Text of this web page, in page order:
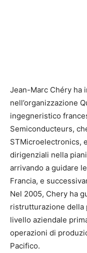
Jean-Marc Chéry ha
nell’organizzazione
ingegneristico
Semiconducteurs,
STMicroelectronics,
dirigenziali nella
arrivando a guidare
Francia, e
Nel 2005, Chery ha
ristrutturazione della
livello aziendale
operazioni di
Pacifico.